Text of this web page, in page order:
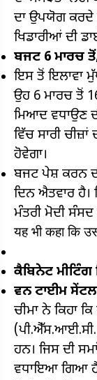
ਦਾ ਉਪਯੋਗ ਕਰਦੇ
ਖਿਡਾਰੀਆਂ ਦੀ
ਬਜਟ 6 ਮਾਰਚ
ਇਸ ਤੋਂ ਇਲਾਵਾ
ਉਹ 6 ਮਾਰਚ ਤੋਂ
ਮਿਆਦ ਵਧਾਉਣ
ਵਿੱਚ ਸਾਰੀ
ਹੋਵੇਗਾ।
ਬਜਟ ਪੇਸ਼ ਕਰਨ
ਦਿਨ ਐਤਵਾਰ ਹੈ।
ਮੰਤਰੀ ਮੋਦੀ ਸੰਸਦ
यह भी कहा कि
ਕੈਬਿਨੇਟ
ਵਨ ਟਾਈਮ
ਚੀਮਾ ਨੇ ਕਿਹਾ
ਹਨ। ਜਿਸ ਦੀ
ਵਧਾਇਆ ਗਿਆ